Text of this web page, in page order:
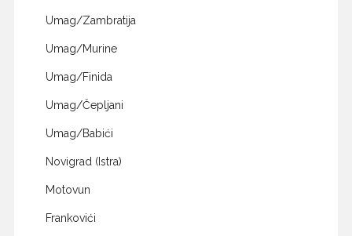
Umag/Zambratija
Umag/Murine
Umag/Finida
Umag/Čepljani
Umag/Babići
Novigrad (Istra)
Motovun
Frankovići